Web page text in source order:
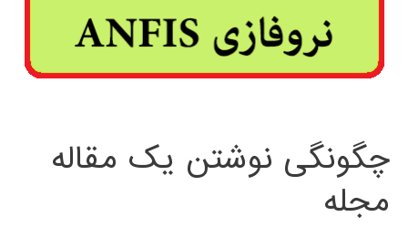
چگونگی نوشتن یک مقاله
مجله